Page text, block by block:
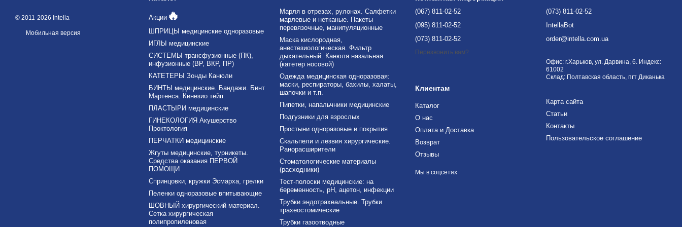
© 2011-2026 Intella
Мобильная версия
Акции🔥
ШПРИЦЫ медицинские одноразовые
ИГЛЫ медицинские
СИСТЕМЫ трансфузионные (ПК),
инфузионные (ВР, ВКР, ПР)
КАТЕТЕРЫ Зонды Канюли
БИНТЫ медицинские. Бандажи. Бинт
Мартенса. Кинезио тейп
ПЛАСТЫРИ медицинские
ГИНЕКОЛОГИЯ Акушерство
Проктология
ПЕРЧАТКИ медицинские
Жгуты медицинские, турникеты.
Средства оказания ПЕРВОЙ
ПОМОЩИ
Спринцовки, кружки Эсмарха, грелки
Пеленки одноразовые впитывающие
ШОВНЫЙ хирургический материал.
Сетка хирургическая
полипропиленовая
Марля в отрезах, рулонах. Салфетки
марлевые и нетканые. Пакеты
перевязочные, манипуляционные
Маска кислородная,
анестезиологическая. Фильтр
дыхательный. Канюля назальная
(катетер носовой)
Одежда медицинская одноразовая:
маски, респираторы, бахилы, халаты,
шапочки и т.п.
Пипетки, напальчники медицинские
Подгузники для взрослых
Простыни одноразовые и покрытия
Скальпели и лезвия хирургические.
Ранорасширители
Стоматологические материалы
(расходники)
Тест-полоски медицинские: на
беременность, рН, ацетон, инфекции
Трубки эндотрахеальные. Трубки
трахеостомические
Трубки газоотводные
(067) 811-02-52
(095) 811-02-52
(073) 811-02-52
Перезвонить вам?
(073) 811-02-52
IntellaBot
order@intella.com.ua
Офис: г.Харьков, ул. Дарвина, 6. Индекс:
61002
Склад: Полтавская область, пгт Диканька
Клиентам
Каталог
О нас
Оплата и Доставка
Возврат
Отзывы
Карта сайта
Статьи
Контакты
Пользовательское соглашение
Мы в соцсетях